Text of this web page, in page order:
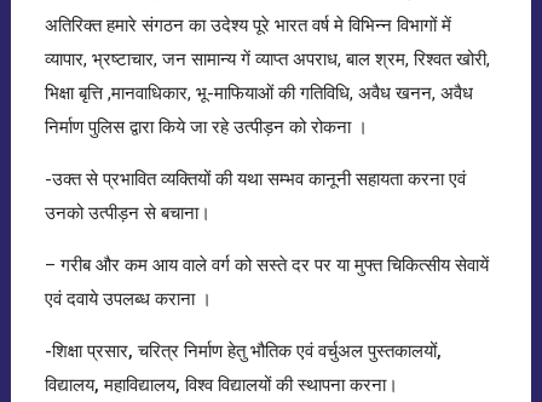
अतिरिक्त हमारे संगठन का उदेश्य पूरे भारत वर्ष मे विभिन्न विभागों में
व्यापार, भ्रष्टाचार, जन सामान्य गें व्याप्त अपराध, बाल श्रम, रिश्वत खोरी,
भिक्षा बृत्ति ,मानवाधिकार, भू-माफियाओं की गतिविधि, अवैध खनन, अवैध
निर्माण पुलिस द्वारा किये जा रहे उत्पीड़न को रोकना ।
-उक्त से प्रभावित व्यक्तियों की यथा सम्भव कानूनी सहायता करना एवं
उनको उत्पीड़न से बचाना।
– गरीब और कम आय वाले वर्ग को सस्ते दर पर या मुफ्त चिकित्सीय सेवायें
एवं दवाये उपलब्ध कराना ।
-शिक्षा प्रसार, चरित्र निर्माण हेतु भौतिक एवं वर्चुअल पुस्तकालयों,
विद्यालय, महाविद्यालय, विश्व विद्यालयों की स्थापना करना।